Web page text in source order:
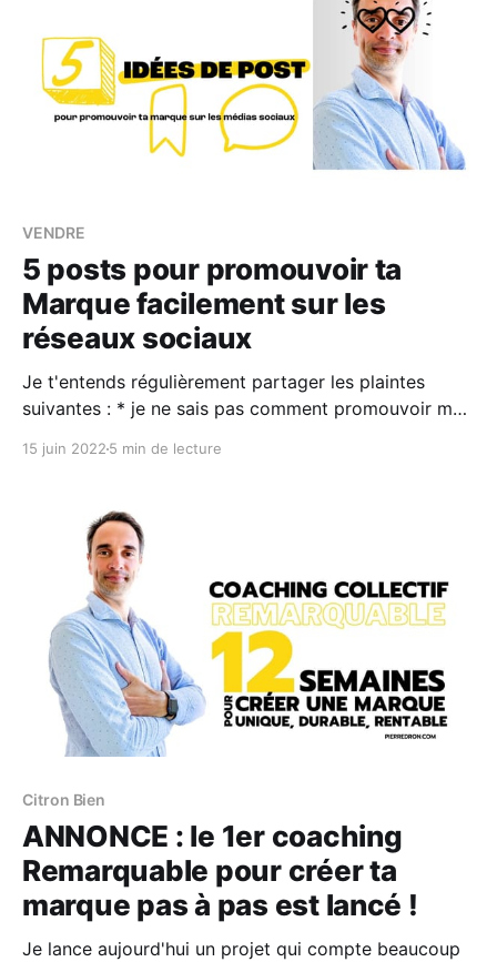
VENDRE
5 posts pour promouvoir ta
Marque facilement sur les
réseaux sociaux
Je t'entends régulièrement partager les plaintes
suivantes : * je ne sais pas comment promouvoir mes
mes réseaux sociaux * je passe trop de temps à
demandent régulièrement de l'aide
15 juin 2022 5 min de lecture
Citron Bien
ANNONCE : le 1er coaching
Remarquable pour créer ta
marque pas à pas est lancé !
Je lance aujourd'hui un projet qui compte beaucoup